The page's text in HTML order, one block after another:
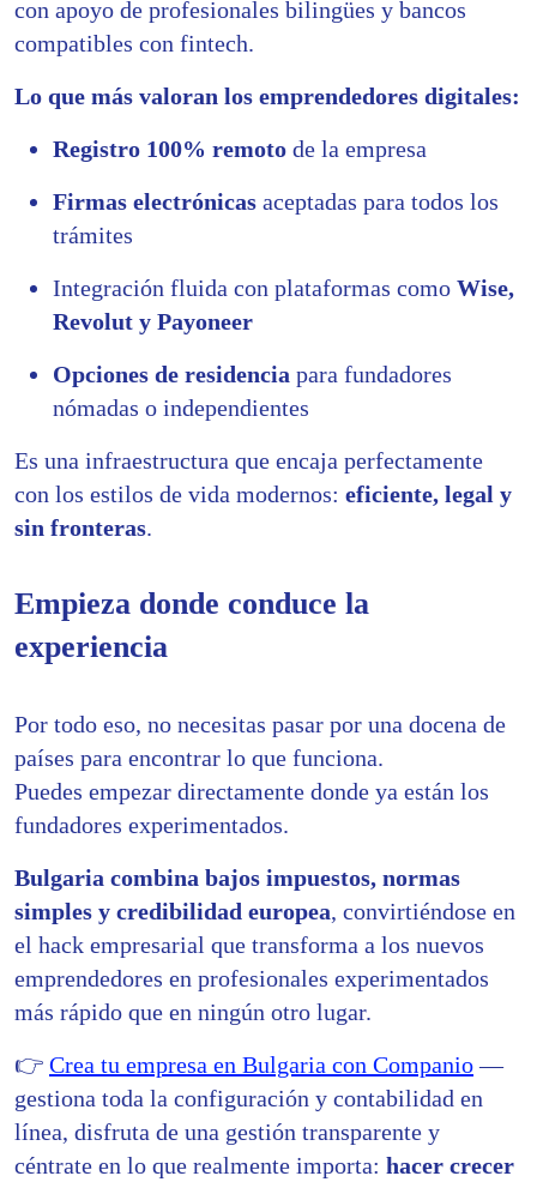
con apoyo de profesionales bilingües y bancos
compatibles con fintech.
Lo que más valoran los emprendedores digitales:
Registro 100% remoto de la empresa
Firmas electrónicas aceptadas para todos los
trámites
Integración fluida con plataformas como Wise,
Revolut y Payoneer
Opciones de residencia para fundadores
nómadas o independientes
Es una infraestructura que encaja perfectamente
con los estilos de vida modernos: eficiente, legal y
sin fronteras.
Empieza donde conduce la
experiencia
Por todo eso, no necesitas pasar por una docena de
países para encontrar lo que funciona.
Puedes empezar directamente donde ya están los
fundadores experimentados.
Bulgaria combina bajos impuestos, normas
simples y credibilidad europea, convirtiéndose en
el hack empresarial que transforma a los nuevos
emprendedores en profesionales experimentados
más rápido que en ningún otro lugar.
👉 Crea tu empresa en Bulgaria con Companio—
gestiona toda la configuración y contabilidad en
línea, disfruta de una gestión transparente y
céntrate en lo que realmente importa: hacer crecer